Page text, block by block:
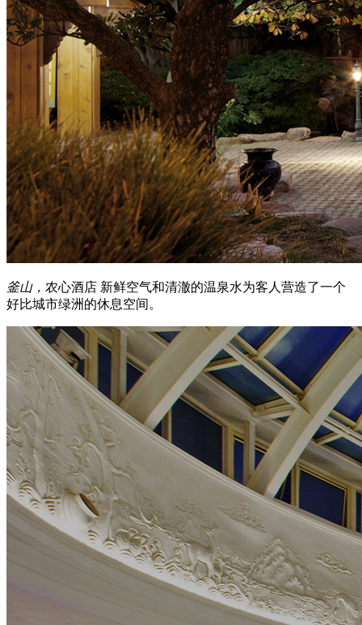
釜山， 农心酒店 新鲜空气和清澈的温泉水为客人营造了一个
好比城市绿洲的休息空间。